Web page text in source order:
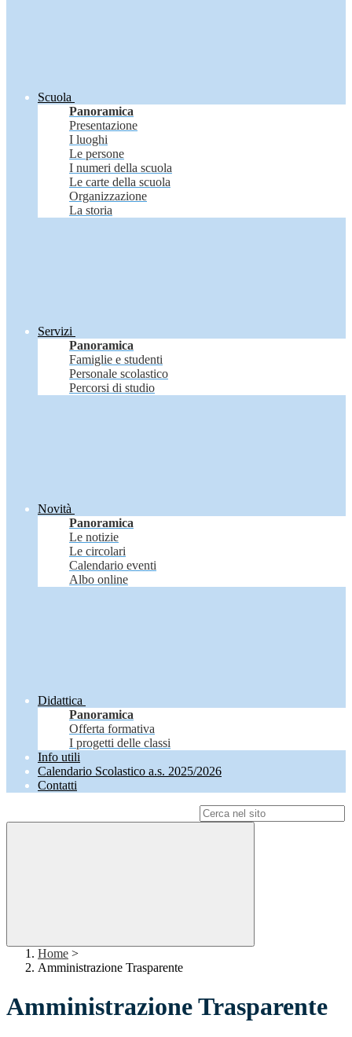
Scuola
Panoramica
Presentazione
I luoghi
Le persone
I numeri della scuola
Le carte della scuola
Organizzazione
La storia
Servizi
Panoramica
Famiglie e studenti
Personale scolastico
Percorsi di studio
Novità
Panoramica
Le notizie
Le circolari
Calendario eventi
Albo online
Didattica
Panoramica
Offerta formativa
I progetti delle classi
Info utili
Calendario Scolastico a.s. 2025/2026
Contatti
Home >
Amministrazione Trasparente
Amministrazione Trasparente